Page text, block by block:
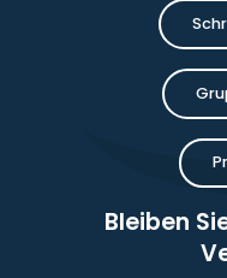
Bleiben